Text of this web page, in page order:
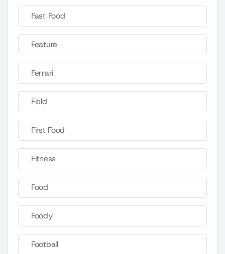
Fast Food
Feature
Ferrari
Field
First Food
Fitness
Food
Foody
Football